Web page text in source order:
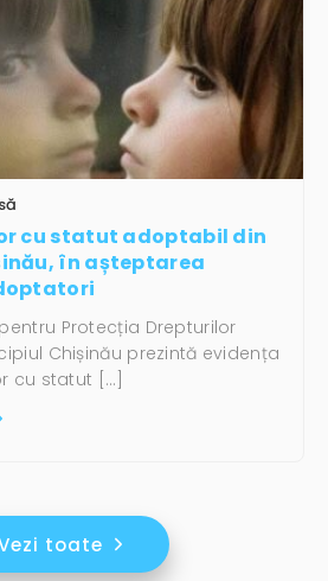
cu statut adoptabil din
în așteptarea
Protecția Drepturilor
Chișinău prezintă evidența
cu statut […]
toate